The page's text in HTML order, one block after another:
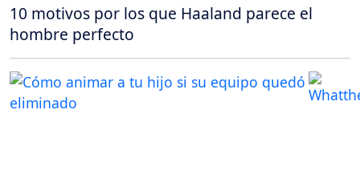
10 motivos por los que Haaland parece el
hombre perfecto